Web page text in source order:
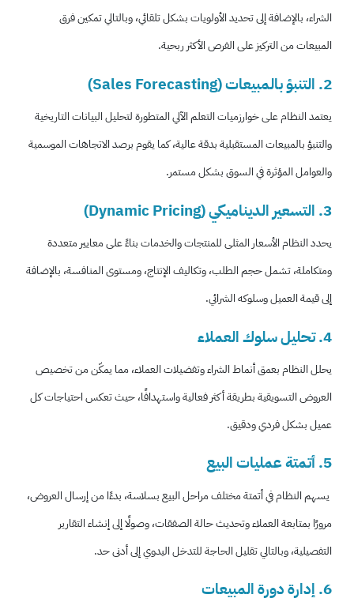
الشراء، بالإضافة إلى تحديد الأولويات بشكل تلقائي، وبالتالي تمكين فرق
المبيعات من التركيز على الفرص الأكثر ربحية.
2. التنبؤ بالمبيعات (Sales Forecasting)
يعتمد النظام على خوارزميات التعلم الآلي المتطورة لتحليل البيانات التاريخية
والتنبؤ بالمبيعات المستقبلية بدقة عالية، كما يقوم برصد الاتجاهات الموسمية
والعوامل المؤثرة في السوق بشكل مستمر.
3. التسعير الديناميكي (Dynamic Pricing)
يحدد النظام الأسعار المثلى للمنتجات والخدمات بناءً على معايير متعددة
ومتكاملة، تشمل حجم الطلب، وتكاليف الإنتاج، ومستوى المنافسة، بالإضافة
إلى قيمة العميل وسلوكه الشرائي.
4. تحليل سلوك العملاء
يحلل النظام بعمق أنماط الشراء وتفضيلات العملاء، مما يمكّن من تخصيص
العروض التسويقية بطريقة أكثر فعالية واستهدافًا، حيث تعكس احتياجات كل
عميل بشكل فردي ودقيق.
5. أتمتة عمليات البيع
يسهم النظام في أتمتة مختلف مراحل البيع بسلاسة، بدءًا من إرسال العروض،
مرورًا بمتابعة العملاء وتحديث حالة الصفقات، وصولًا إلى إنشاء التقارير
التفصيلية، وبالتالي تقليل الحاجة للتدخل اليدوي إلى أدنى حد.
6. إدارة دورة المبيعات